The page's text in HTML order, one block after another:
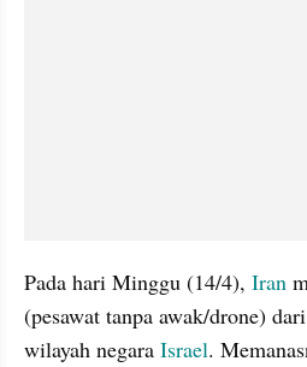
Pada hari Minggu (14/4), Iran
(pesawat tanpa awak/drone)
wilayah negara Israel.